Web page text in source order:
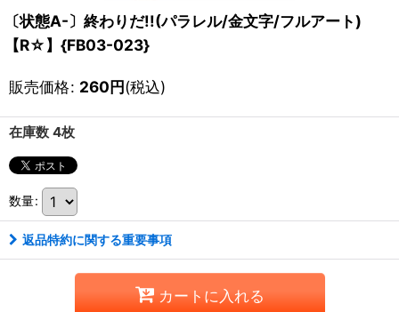
〔状態A-〕終わりだ!!(パラレル/金文字/フルアート)
【R☆】{FB03-023}
販売価格: 260円(税込)
在庫数 4枚
数量:
返品特約に関する重要事項
カートに入れる